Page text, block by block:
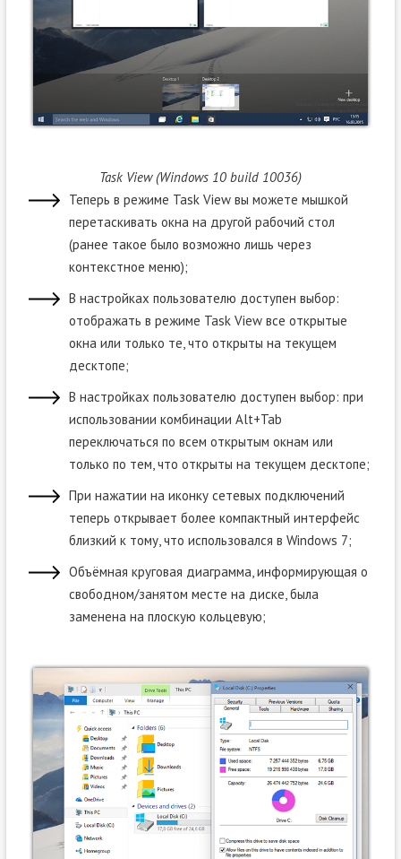
Task View (Windows 10 build 10036)
Теперь в режиме Task View вы можете мышкой
перетаскивать окна на другой рабочий стол
(ранее такое было возможно лишь через
контекстное меню);
В настройках пользователю доступен выбор:
отображать в режиме Task View все открытые
окна или только те, что открыты на текущем
десктопе;
В настройках пользователю доступен выбор: при
использовании комбинации Alt+Tab
переключаться по всем открытым окнам или
только по тем, что открыты на текущем десктопе;
При нажатии на иконку сетевых подключений
теперь открывает более компактный интерфейс
близкий к тому, что использовался в Windows 7;
Объёмная круговая диаграмма, информирующая о
свободном/занятом месте на диске, была
заменена на плоскую кольцевую;